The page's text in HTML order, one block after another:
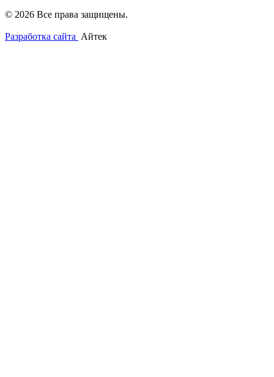
© 2026 Все права защищены.
Разработка сайта Айтек